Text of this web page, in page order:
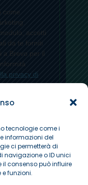
tecnologie come i
informazioni del
ci permetterà di
o ID unici
il consenso può influire
funzioni.
come
accetti
da te forniti
a Brevo per il
privacy di